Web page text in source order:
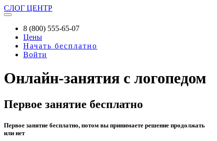
СЛОГ ЦЕНТР
8 (800) 555-65-07
Цены
Начать бесплатно
Войти
Онлайн-занятия с логопедом
Первое занятие бесплатно
Первое занятие бесплатно, потом вы принимаете решение продолжать
или нет